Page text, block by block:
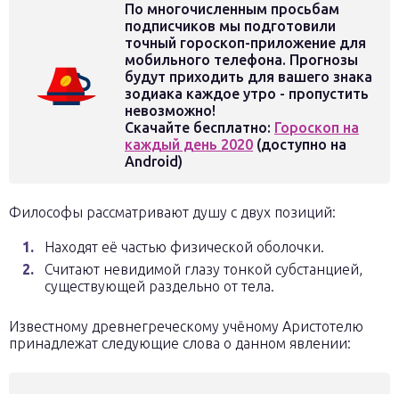
По многочисленным просьбам
подписчиков мы подготовили
точный гороскоп-приложение для
мобильного телефона. Прогнозы
будут приходить для вашего знака
зодиака каждое утро - пропустить
невозможно!
Скачайте бесплатно: Гороскоп на
каждый день 2020 (доступно на
Android)
Философы рассматривают душу с двух позиций:
Находят её частью физической оболочки.
Считают невидимой глазу тонкой субстанцией,
существующей раздельно от тела.
Известному древнегреческому учёному Аристотелю
принадлежат следующие слова о данном явлении: